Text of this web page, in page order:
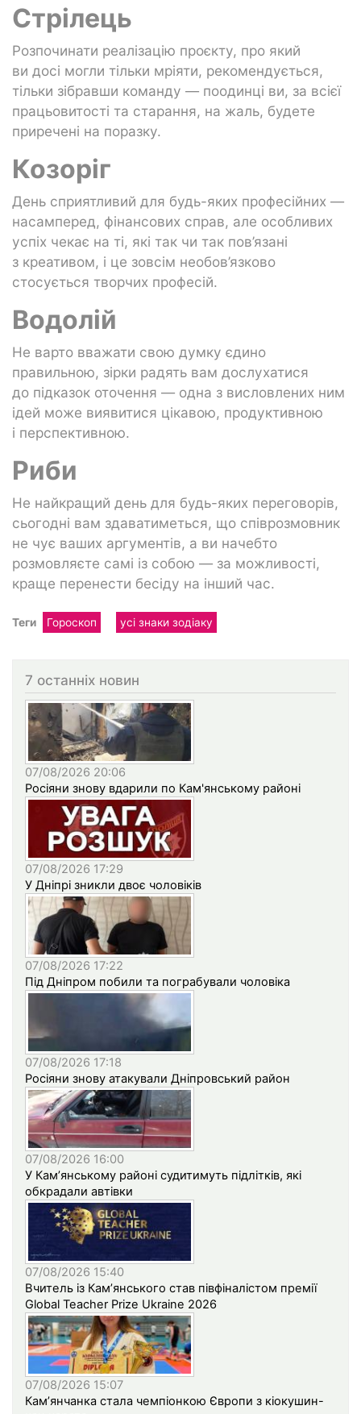
Стрілець
Розпочинати реалізацію проєкту, про який
ви досі могли тільки мріяти, рекомендується,
тільки зібравши команду — поодинці ви, за всієї
працьовитості та старання, на жаль, будете
приречені на поразку.
Козоріг
День сприятливий для будь-яких професійних —
насамперед, фінансових справ, але особливих
успіх чекає на ті, які так чи так пов’язані
з креативом, і це зовсім необов’язково
стосується творчих професій.
Водолій
Не варто вважати свою думку єдино
правильною, зірки радять вам дослухатися
до підказок оточення — одна з висловлених ним
ідей може виявитися цікавою, продуктивною
і перспективною.
Риби
Не найкращий день для будь-яких переговорів,
сьогодні вам здаватиметься, що співрозмовник
не чує ваших аргументів, а ви начебто
розмовляєте самі із собою — за можливості,
краще перенести бесіду на інший час.
Теги Гороскоп усі знаки зодіаку
7 останніх новин
07/08/2026 20:06
Росіяни знову вдарили по Кам'янському районі
07/08/2026 17:29
У Дніпрі зникли двоє чоловіків
07/08/2026 17:22
Під Дніпром побили та пограбували чоловіка
07/08/2026 17:18
Росіяни знову атакували Дніпровський район
07/08/2026 16:00
У Кам’янському районі судитимуть підлітків, які
обкрадали автівки
07/08/2026 15:40
Вчитель із Кам’янського став півфіналістом премії
Global Teacher Prize Ukraine 2026
07/08/2026 15:07
Кам’янчанка стала чемпіонкою Європи з кіокушин-